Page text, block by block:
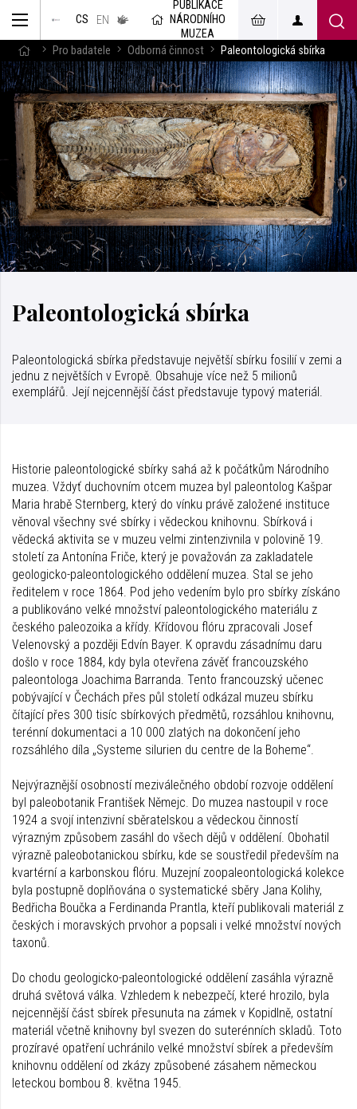
CS EN
v českém
jazyce
PUBLIKACE
NÁRODNÍHO
MUZEA
Pro badatele
Odborná činnost Paleontologická sbírka
Paleontologická sbírka
Paleontologická sbírka představuje největší sbírku fosilií v zemi a
jednu z největších v Evropě. Obsahuje více než 5 milionů
exemplářů. Její nejcennější část představuje typový materiál.
Historie paleontologické sbírky sahá až k počátkům Národního
muzea. Vždyť duchovním otcem muzea byl paleontolog Kašpar
Maria hrabě Sternberg, který do vínku právě založené instituce
věnoval všechny své sbírky i vědeckou knihovnu. Sbírková i
vědecká aktivita se v muzeu velmi zintenzivnila v polovině 19.
století za Antonína Friče, který je považován za zakladatele
geologicko-paleontologického oddělení muzea. Stal se jeho
ředitelem v roce 1864. Pod jeho vedením bylo pro sbírky získáno
a publikováno velké množství paleontologického materiálu z
českého paleozoika a křídy. Křídovou flóru zpracovali Josef
Velenovský a později Edvín Bayer. K opravdu zásadnímu daru
došlo v roce 1884, kdy byla otevřena závěť francouzského
paleontologa Joachima Barranda. Tento francouzský učenec
pobývající v Čechách přes půl století odkázal muzeu sbírku
čítající přes 300 tisíc sbírkových předmětů, rozsáhlou knihovnu,
terénní dokumentaci a 10 000 zlatých na dokončení jeho
rozsáhlého díla „Systeme silurien du centre de la Boheme“.
Nejvýraznější osobností meziválečného období rozvoje oddělení
byl paleobotanik František Němejc. Do muzea nastoupil v roce
1924 a svojí intenzivní sběratelskou a vědeckou činností
výrazným způsobem zasáhl do všech dějů v oddělení. Obohatil
výrazně paleobotanickou sbírku, kde se soustředil především na
kvartérní a karbonskou flóru. Muzejní zoopaleontologická kolekce
byla postupně doplňována o systematické sběry Jana Kolihy,
Bedřicha Boučka a Ferdinanda Prantla, kteří publikovali materiál z
českých i moravských prvohor a popsali i velké množství nových
taxonů.
Do chodu geologicko-paleontologické oddělení zasáhla výrazně
druhá světová válka. Vzhledem k nebezpečí, které hrozilo, byla
nejcennější část sbírek přesunuta na zámek v Kopidlně, ostatní
materiál včetně knihovny byl svezen do suterénních skladů. Toto
prozíravé opatření uchránilo velké množství sbírek a především
knihovnu oddělení od zkázy způsobené zásahem německou
leteckou bombou 8. května 1945.